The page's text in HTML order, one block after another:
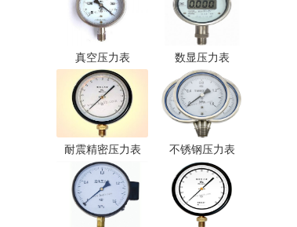
真空压力表 数显压力表
耐震精密压力表 不锈钢压力表